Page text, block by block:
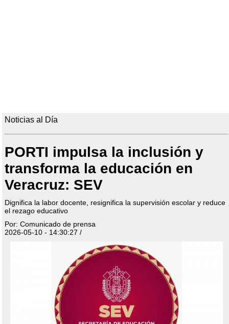
Noticias al Día
PORTI impulsa la inclusión y
transforma la educación en
Veracruz: SEV
Dignifica la labor docente, resignifica la supervisión escolar y reduce
el rezago educativo
Por: Comunicado de prensa
2026-05-10 - 14:30:27 /